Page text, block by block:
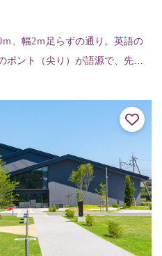
、幅2ｍ足らずの通り。英語の
ント（尖り）が語源で、先の